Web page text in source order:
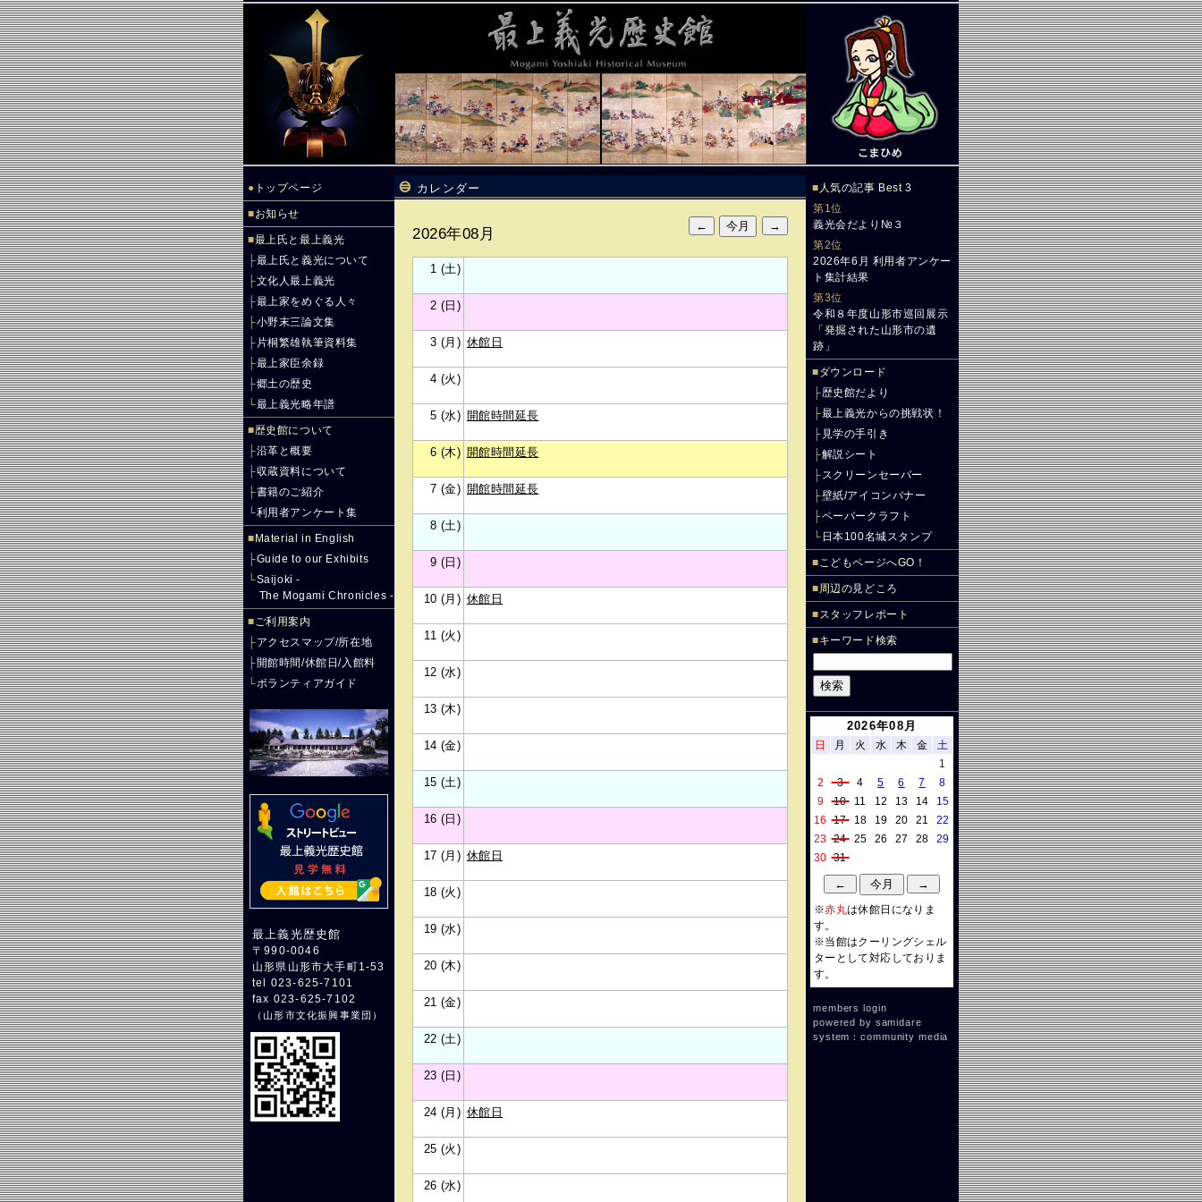
● トップページ
■お知らせ
■最上氏と最上義光
├最上氏と義光について
├文化人最上義光
├最上家をめぐる人々
├小野末三論文集
├ 片桐繁雄執筆資料集
├最上家臣余録
├郷土の歴史
└最上義光略年譜
■歴史館について
├沿革と概要
├収蔵資料について
├書籍のご紹介
└利用者アンケート集
■ Material in English
├Guide to our Exhibits
└Saijoki -
The Mogami Chronicles -
■ご利用案内
├アクセスマップ/所在地
├開館時間/休館日/入館料
└ボランティアガイド
最上義光歴史館
〒990-0046
山形県山形市大手町1-53
tel 023-625-7101
fax 023-625-7102
（山形市文化振興事業団 ）
カレンダー
2026年08月
1 (土)
2 (日)
3 (月) 休館日
4 (火)
5 (水) 開館時間延長
6 (木) 開館時間延長
7 (金) 開館時間延長
8 (土)
9 (日)
10 (月) 休館日
11 (火)
12 (水)
13 (木)
14 (金)
15 (土)
16 (日)
17 (月) 休館日
18 (火)
19 (水)
20 (木)
21 (金)
22 (土)
23 (日)
24 (月) 休館日
25 (火)
26 (水)
■ 人気の記事 Best 3
第1位
義光会だより№３
第2位
2026年6月 利用者アンケー
ト集計結果
第3位
令和８年度山形市巡回展示
「発掘された山形市の遺
跡」
■ダウンロード
├歴史館だより
├最上義光からの挑戦状！
├ 見学の手引き
├解説シート
├スクリーンセーバー
├壁紙/アイコンバナー
├ペーパークラフト
└ 日本100名城スタンプ
■こどもページへGO！
■周辺の見どころ
■スタッフレポート
■キーワード検索
2026年08月
日 月 火 水 木 金
土
1
2
3 4 5 6 7
8
9
10 11 12 13 14
15
16
17 18 19 20 21
22
23 24 25 26 27 28
29
30 31
※赤丸は休館日になりま
す。
※当館はクーリングシェル
ターとして対応しておりま
す。
members login
powered by samidare
system：community media